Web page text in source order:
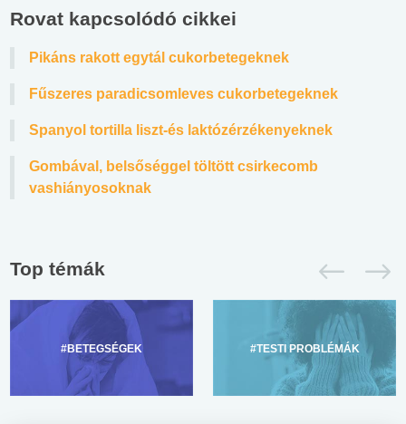
Rovat kapcsolódó cikkei
Pikáns rakott egytál cukorbetegeknek
Fűszeres paradicsomleves cukorbetegeknek
Spanyol tortilla liszt-és laktózérzékenyeknek
Gombával, belsőséggel töltött csirkecomb
vashiányosoknak
Top témák
#BETEGSÉGEK #TESTI PROBLÉMÁK